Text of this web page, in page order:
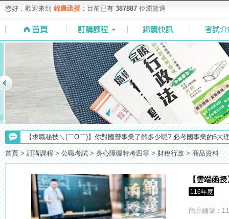
您好，歡迎來到 錦囊函授 ：目前已有 387887 位瀏覽過
【最新】錦囊函授增加便利商店付款方式，便利到不行！馬上使用►
【求職秘技＼(￣O￣)】你對國營事業了解多少呢? 必考國事業的
【注意】112年起高普不考「公文」／高考英文占比提升，快來看看
【NEW】加入◆錦囊函授Facebook粉絲專頁◆，最新消息、優惠活
【重要】114年度起，雲端函授之課堂教材須知，請點我查看☀☀☀
【考試院】國考證書數位化，112年起全面實施！點我看詳情>>>
【上榜生獎學金計畫】恭賀金榜！上榜生獎學金申請辦法與表格下
【考選部】高普考／修正部份考試科目及大綱，趕快來看看有哪一些
首頁 > 訂購課程 > 公職考試 > 身心障礙特考四等 > 財稅行政 > 商品資料
【雲端函
116年度
商品編號 ：